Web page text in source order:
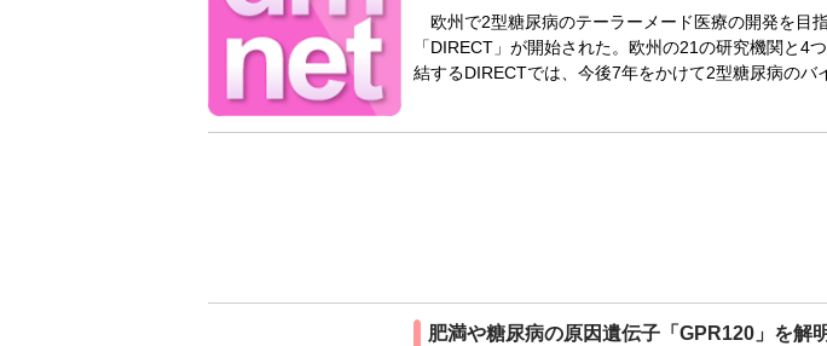
欧州で2型糖尿病のテーラーメード医療の開発を目
「DIRECT」が開始された。欧州の21の研究機関と4
結するDIRECTでは、今後7年をかけて2型糖尿病のバ
肥満や糖尿病の原因遺伝子「GPR120」を